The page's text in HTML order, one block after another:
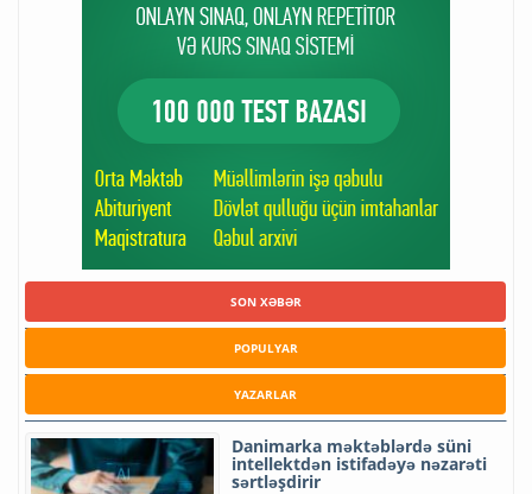
SON XƏBƏR
POPULYAR
YAZARLAR
Danimarka məktəblərdə süni
intellektdən istifadəyə nəzarəti
sərtləşdirir